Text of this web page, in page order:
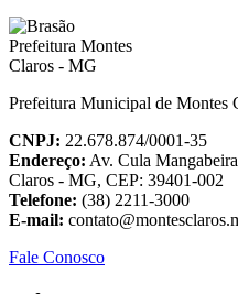
Prefeitura Municipal de Montes
CNPJ: 22.678.874/0001-35
Endereço: Av. Cula
Claros - MG, CEP: 39401-002
Telefone: (38) 2211-3000
E-mail:
Fale Conosco